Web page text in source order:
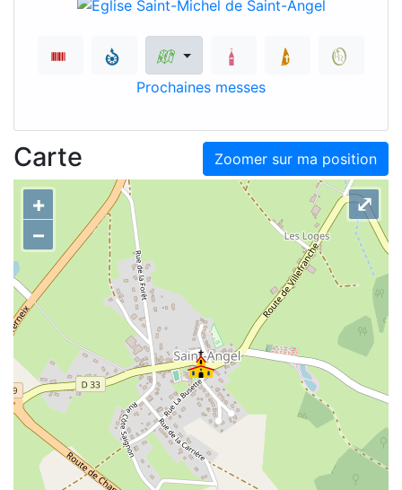
Prochaines messes
Zoomer sur ma position
Carte
+
–
⤢